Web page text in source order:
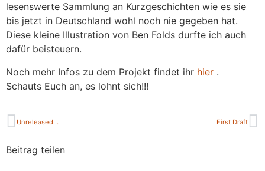
lesenswerte Sammlung an Kurzgeschichten wie es sie
bis jetzt in Deutschland wohl noch nie gegeben hat.
Diese kleine Illustration von Ben Folds durfte ich auch
dafür beisteuern.
Noch mehr Infos zu dem Projekt findet ihr hier .
Schauts Euch an, es lohnt sich!!!
Unreleased… First Draft
Beitrag teilen